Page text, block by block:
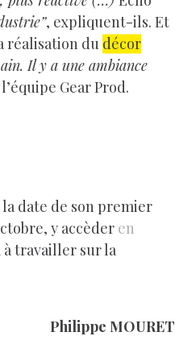
, expliquent-ils. Et
réalisation du décor
Il y a une ambiance
Gear Prod.
date de son premier
y accèder en
travailler sur la
Philippe MOURET